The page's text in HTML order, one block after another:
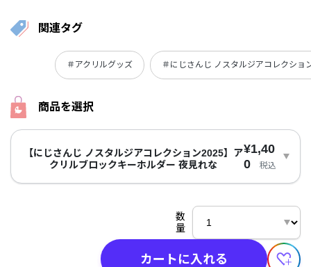
関連タグ
＃アクリルグッズ ＃にじさんじ ノスタルジアコレクショ
商品を選択
【にじさんじ ノスタルジアコレクション2025】ア
クリルブロックキーホルダー 夜見れな
¥1,40
0
税込
数
量
カートに入れる